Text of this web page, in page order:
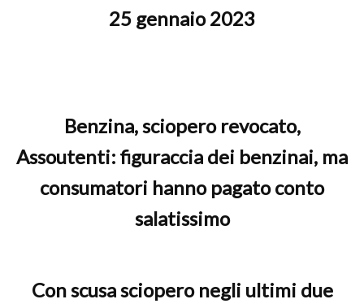
25 gennaio 2023
Benzina, sciopero revocato,
Assoutenti: figuraccia dei benzinai, ma
consumatori hanno pagato conto
salatissimo
Con scusa sciopero negli ultimi due